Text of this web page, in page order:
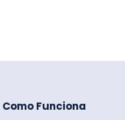
Como Funciona